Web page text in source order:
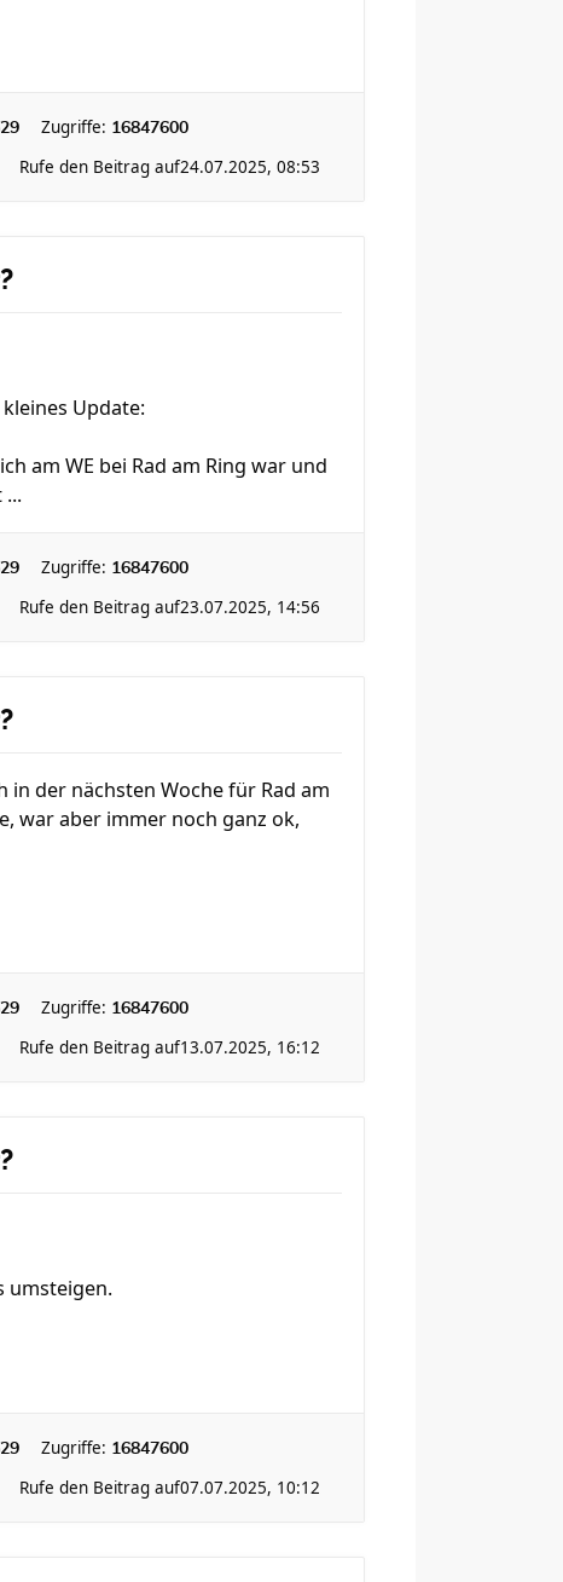
Zugriffe: 16847600
24.07.2025, 08:53
Rufe den Beitrag auf
Update:
am WE bei Rad am Ring war und
Zugriffe: 16847600
23.07.2025, 14:56
Rufe den Beitrag auf
in der nächsten Woche für Rad am
war aber immer noch ganz ok,
Zugriffe: 16847600
13.07.2025, 16:12
Rufe den Beitrag auf
umsteigen.
Zugriffe: 16847600
07.07.2025, 10:12
Rufe den Beitrag auf